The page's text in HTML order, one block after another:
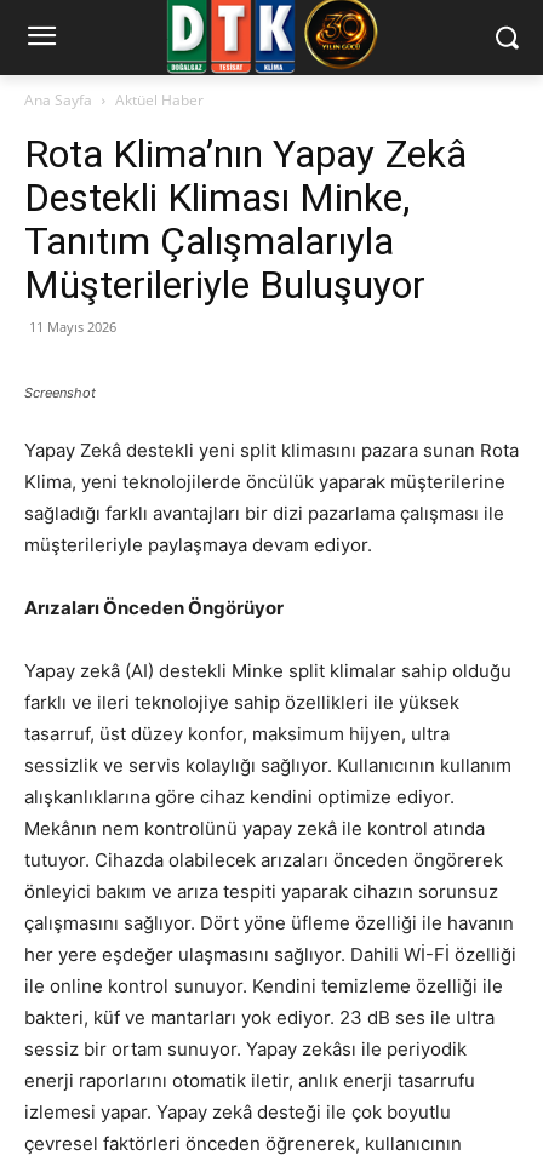
Ana Sayfa Aktüel Haber
Rota Klima’nın Yapay Zekâ
Destekli Kliması Minke,
Tanıtım Çalışmalarıyla
Müşterileriyle Buluşuyor
11 Mayıs 2026
Screenshot
Yapay Zekâ destekli yeni split klimasını pazara sunan Rota
Klima, yeni teknolojilerde öncülük yaparak müşterilerine
sağladığı farklı avantajları bir dizi pazarlama çalışması ile
müşterileriyle paylaşmaya devam ediyor.
Arızaları Önceden Öngörüyor
Yapay zekâ (AI) destekli Minke split klimalar sahip olduğu
farklı ve ileri teknolojiye sahip özellikleri ile yüksek
tasarruf, üst düzey konfor, maksimum hijyen, ultra
sessizlik ve servis kolaylığı sağlıyor. Kullanıcının kullanım
alışkanlıklarına göre cihaz kendini optimize ediyor.
Mekânın nem kontrolünü yapay zekâ ile kontrol atında
tutuyor. Cihazda olabilecek arızaları önceden öngörerek
önleyici bakım ve arıza tespiti yaparak cihazın sorunsuz
çalışmasını sağlıyor. Dört yöne üfleme özelliği ile havanın
her yere eşdeğer ulaşmasını sağlıyor. Dahili Wİ-Fİ özelliği
ile online kontrol sunuyor. Kendini temizleme özelliği ile
bakteri, küf ve mantarları yok ediyor. 23 dB ses ile ultra
sessiz bir ortam sunuyor. Yapay zekâsı ile periyodik
enerji raporlarını otomatik iletir, anlık enerji tasarrufu
izlemesi yapar. Yapay zekâ desteği ile çok boyutlu
çevresel faktörleri önceden öğrenerek, kullanıcının